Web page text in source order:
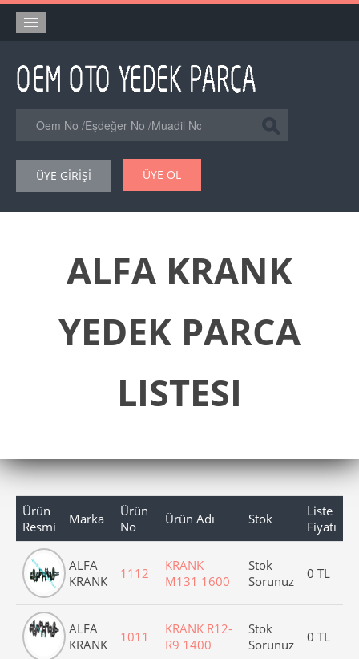
Orjinal Yedek Parça
Eşdeğer Muadil Yedek Parça
Şase Numarası VIN Yedekparça Sorgulama
Hakkımızda
ÜYE GİRİŞİ ÜYE OL
ALFA KRANK
YEDEK PARCA
LISTESI
Ürün
Resmi
Marka
Ürün
No
Ürün Adı Stok
Liste
Fiyatı
ALFA
KRANK
1112
KRANK
M131 1600
Stok
Sorunuz
0 TL
ALFA
KRANK
1011
KRANK R12-
R9 1400
Stok
Sorunuz
0 TL